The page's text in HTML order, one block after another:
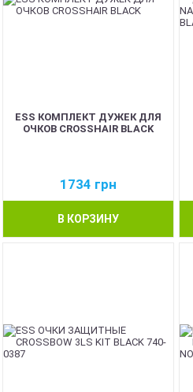
ESS КОМПЛЕКТ ДУЖЕК ДЛЯ
ОЧКОВ CROSSHAIR BLACK
1734 грн
В КОРЗИНУ